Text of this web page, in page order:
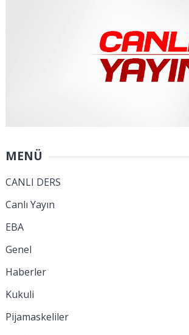
MENÜ
CANLI DERS
Canlı Yayın
EBA
Genel
Haberler
Kukuli
Pijamaskeliler